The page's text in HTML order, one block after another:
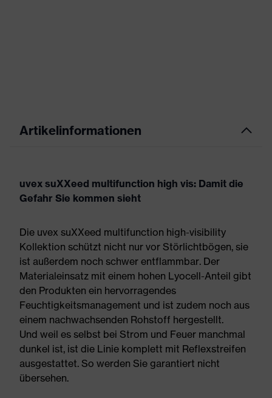
Artikelinformationen
uvex suXXeed multifunction high vis: Damit die
Gefahr Sie kommen sieht
Die uvex suXXeed multifunction high-visibility
Kollektion schützt nicht nur vor Störlichtbögen, sie
ist außerdem noch schwer entflammbar. Der
Materialeinsatz mit einem hohen Lyocell-Anteil gibt
den Produkten ein hervorragendes
Feuchtigkeitsmanagement und ist zudem noch aus
einem nachwachsenden Rohstoff hergestellt.
Und weil es selbst bei Strom und Feuer manchmal
dunkel ist, ist die Linie komplett mit Reflexstreifen
ausgestattet. So werden Sie garantiert nicht
übersehen.